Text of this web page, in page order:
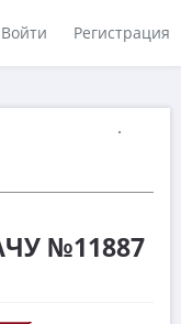
Войти Регистрация
№11887